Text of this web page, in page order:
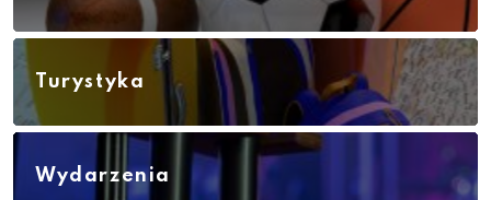
Turystyka
Wydarzenia